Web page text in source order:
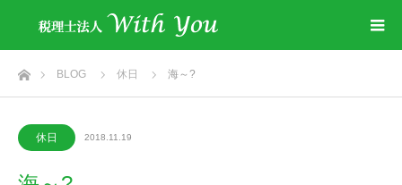
ホームBLOG 休日 海～?
休日 2018.11.19